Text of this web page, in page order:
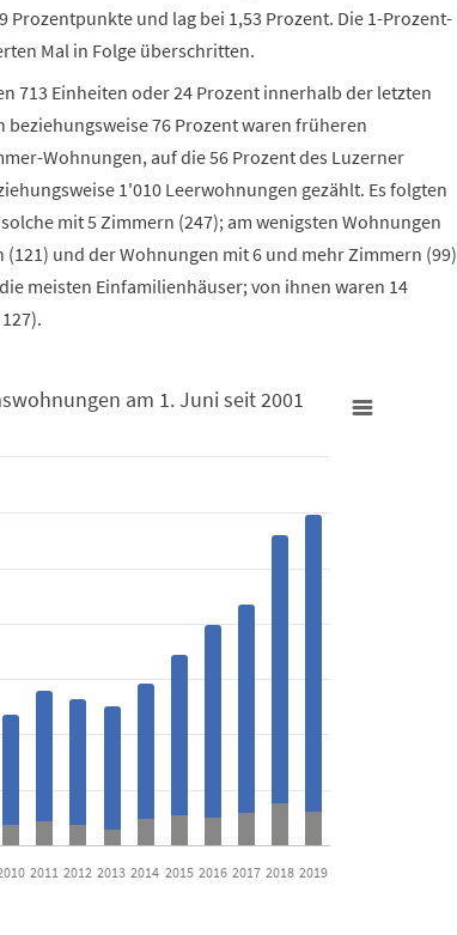
und lag bei 1,53 Prozent. Die 1-Prozent-
Mal in Folge überschritten.
713 Einheiten oder 24 Prozent innerhalb der letzten
76 Prozent waren früheren
Wohnungen, auf die 56 Prozent des Luzerner
1'010 Leerwohnungen gezählt. Es folgten
mit 5 Zimmern (247); am wenigsten Wohnungen
und der Wohnungen mit 6 und mehr Zimmern (99)
meisten Einfamilienhäuser; von ihnen waren 14
seit 2001
am 1. Juni seit 2001
149 to 2991.
am 1. Juni seit 2001
2011 2012 2013 2014 2015 2016 2017 2018 2019